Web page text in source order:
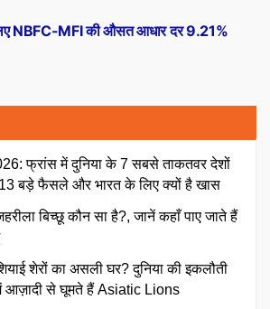
NBFC-MFI की औसत आधार दर 9.21%
फ्रांस में दुनिया के 7 सबसे ताकतवर देशों
बड़े फैसले और भारत के लिए क्यों है खास
बिच्छू कौन सा है?, जानें कहाँ पाए जाते हैं
शेरों का असली घर? दुनिया की इकलौती
आज़ादी से घूमते हैं Asiatic Lions